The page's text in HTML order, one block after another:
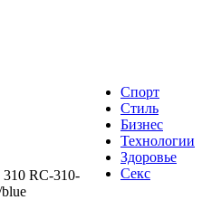
Спорт
Стиль
Бизнес
Технологии
Здоровье
Секс
RC-310-